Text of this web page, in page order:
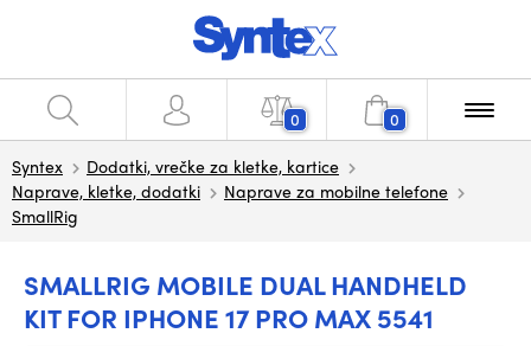
0 0
Syntex
Dodatki, vrečke za kletke, kartice
Naprave, kletke, dodatki
Naprave za mobilne telefone
SmallRig
SMALLRIG MOBILE DUAL HANDHELD
KIT FOR IPHONE 17 PRO MAX 5541